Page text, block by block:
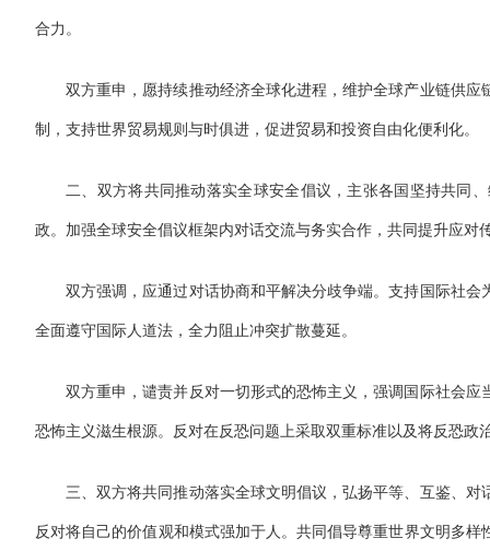
合力。
双方重申，愿持续推动经济全球化进程，维护全球产业链供
制，支持世界贸易规则与时俱进，促进贸易和投资自由化便利化。
二、双方将共同推动落实全球安全倡议，主张各国坚持共同
政。加强全球安全倡议框架内对话交流与务实合作，共同提升应
双方强调，应通过对话协商和平解决分歧争端。支持国际社
全面遵守国际人道法，全力阻止冲突扩散蔓延。
双方重申，谴责并反对一切形式的恐怖主义，强调国际社会
恐怖主义滋生根源。反对在反恐问题上采取双重标准以及将反恐
三、双方将共同推动落实全球文明倡议，弘扬平等、互鉴、
反对将自己的价值观和模式强加于人。共同倡导尊重世界文明多